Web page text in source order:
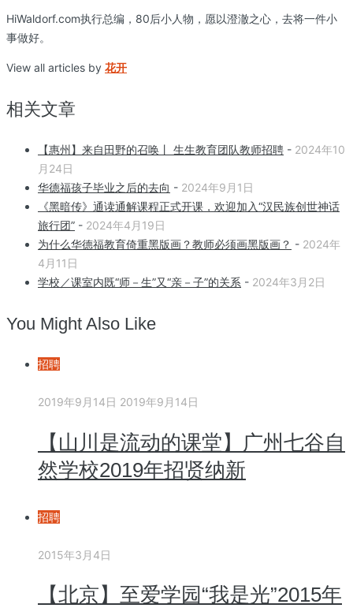
HiWaldorf.com执行总编，80后小人物，愿以澄澈之心，去将一件小
事做好。
View all articles by 花开
相关文章
【惠州】来自田野的召唤丨 生生教育团队教师招聘 - 2024年10
月24日
华德福孩子毕业之后的去向 - 2024年9月1日
《黑暗传》通读通解课程正式开课，欢迎加入“汉民族创世神话
旅行团” - 2024年4月19日
为什么华德福教育倚重黑版画？教师必须画黑版画？ - 2024年
4月11日
学校／课室内既“师－生”又“亲－子”的关系 - 2024年3月2日
You Might Also Like
招聘
2019年9月14日 2019年9月14日
【山川是流动的课堂】广州七谷自
然学校2019年招贤纳新
招聘
2015年3月4日
【北京】至爱学园“我是光”2015年